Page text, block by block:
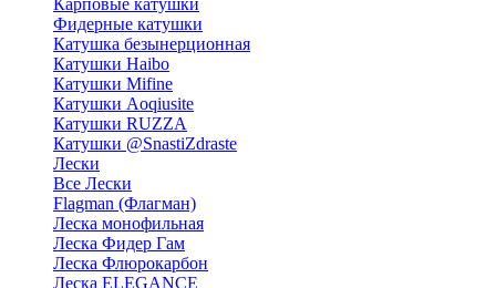
Карповые катушки
Фидерные катушки
Катушка безынерционная
Катушки Haibo
Катушки Mifine
Катушки Aoqiusite
Катушки RUZZA
Катушки @SnastiZdraste
Лески
Все Лески
Flagman (Флагман)
Леска монофильная
Леска Фидер Гам
Леска Флюрокарбон
Леска ELEGANCE